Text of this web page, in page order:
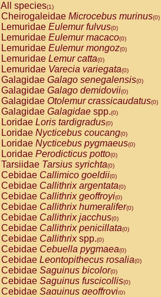
All species(1)
Cheirogaleidae Microcebus murinus(0)
Lemuridae Eulemur fulvus(0)
Lemuridae Eulemur macaco(0)
Lemuridae Eulemur mongoz(0)
Lemuridae Lemur catta(0)
Lemuridae Varecia variegata(0)
Galagidae Galago senegalensis(0)
Galagidae Galago demidovii(0)
Galagidae Otolemur crassicaudatus(0)
Galagidae Galagidae spp.(0)
Loridae Loris tardigradus(0)
Loridae Nycticebus coucang(0)
Loridae Nycticebus pygmaeus(0)
Loridae Perodicticus potto(0)
Tarsiidae Tarsius syrichta(0)
Cebidae Callimico goeldii(0)
Cebidae Callithrix argentata(0)
Cebidae Callithrix geoffroyi(0)
Cebidae Callithrix humeralifer(0)
Cebidae Callithrix jacchus(0)
Cebidae Callithrix penicillata(0)
Cebidae Callithrixspp.(0)
Cebidae Cebuella pygmaea(0)
Cebidae Leontopithecus rosalia(0)
Cebidae Saguinus bicolor(0)
Cebidae Saguinus fuscicollis(0)
Cebidae Saguinus geoffroyi(0)